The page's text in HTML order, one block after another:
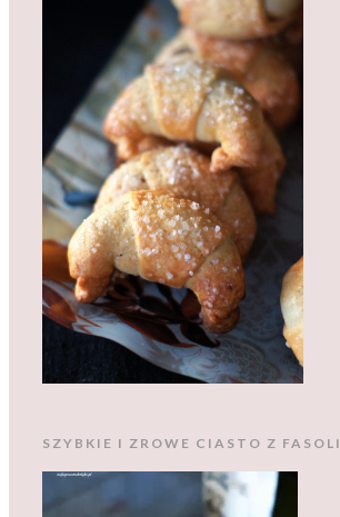
SZYBKIE I ZROWE CIASTO Z FASOLI